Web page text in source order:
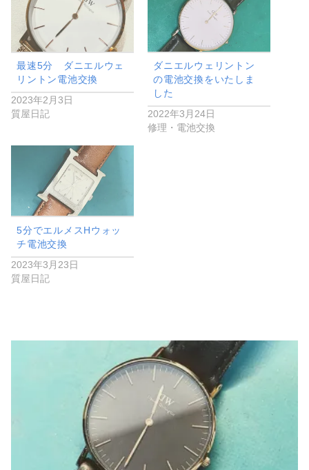
最速5分 ダニエルウェ
リントン電池交換
2023年2月3日
質屋日記
ダニエルウェリントン
の電池交換をいたしま
した
2022年3月24日
修理・電池交換
5分でエルメスHウォッ
チ電池交換
2023年3月23日
質屋日記